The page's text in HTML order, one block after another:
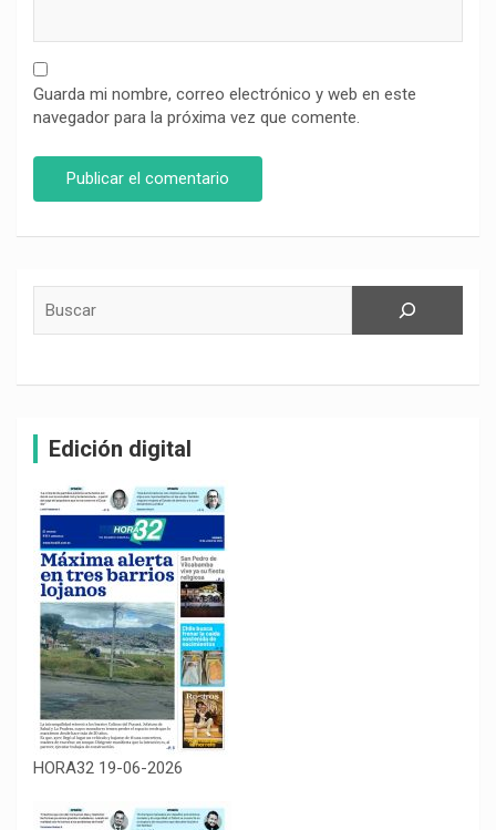
Guarda mi nombre, correo electrónico y web en este
navegador para la próxima vez que comente.
Edición digital
HORA32 19-06-2026